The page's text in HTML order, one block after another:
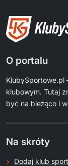
O portalu
KlubySportowe.pl
klubowym. Tutaj
być na bieżąco i
Na skróty
Dodaj klub